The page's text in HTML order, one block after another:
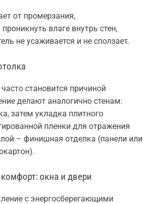
от промерзания,
проникнуть влаге внутрь стен,
не усаживается и не сползает.
становится причиной
делают аналогично стенам:
затем укладка плитного
пленки для отражения
– финишная отделка (панели или
окна и двери
с энергосберегающими